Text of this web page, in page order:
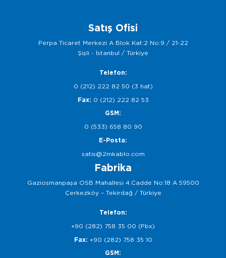
Satış Ofisi
Perpa Ticaret Merkezi A Blok Kat:2 No:9 / 21-22
Şişli - İstanbul / Türkiye
Telefon:
0 (212) 222 82 50 (3 hat)
Fax: 0 (212) 222 82 53
GSM:
0 (533) 658 80 90
E-Posta:
satis@2mkablo.com
Fabrika
Gaziosmanpaşa OSB Mahallesi 4.Cadde No:18 A 59500
Çerkezköy – Tekirdağ / Türkiye
Telefon:
+90 (282) 758 35 00 (Pbx)
Fax: +90 (282) 758 35 10
GSM: